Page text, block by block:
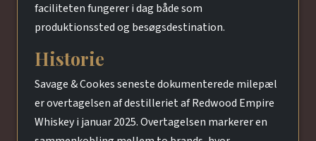
faciliteten fungerer i dag både som
produktionssted og besøgsdestination.
Historie
Savage & Cookes seneste dokumenterede milepæl
er overtagelsen af destilleriet af Redwood Empire
Whiskey i januar 2025. Overtagelsen markerer en